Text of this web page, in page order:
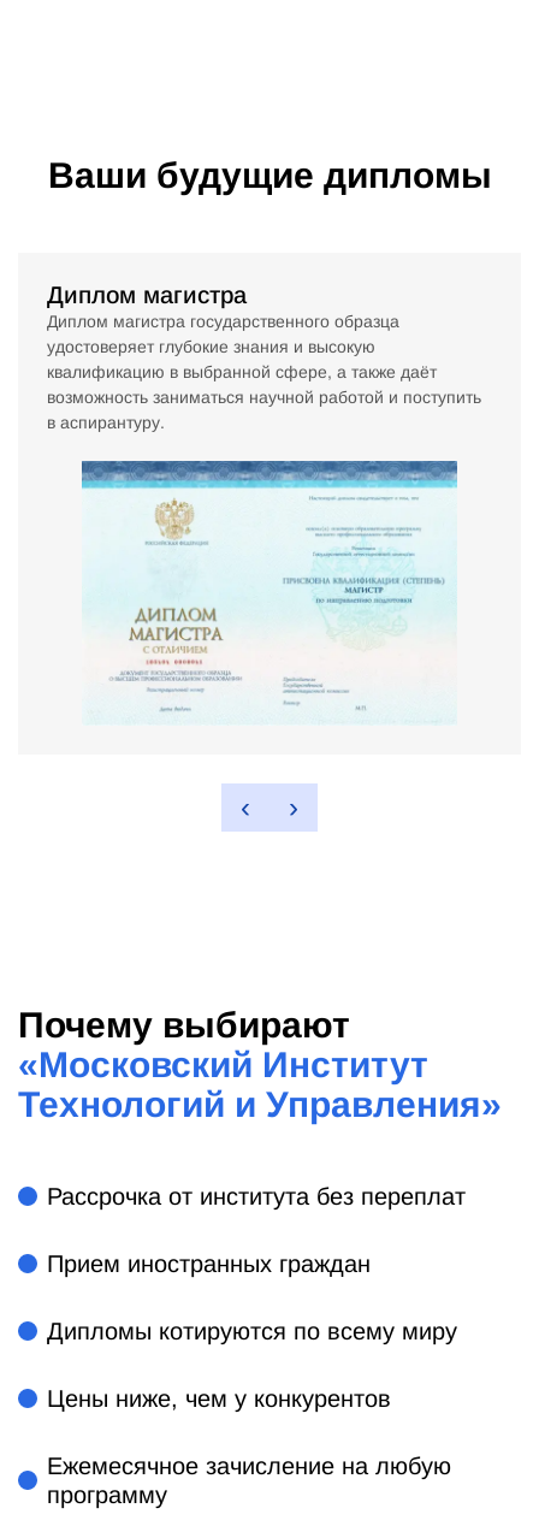
Ваши будущие дипломы
Диплом магистра
Диплом магистра государственного образца
удостоверяет глубокие знания и высокую
квалификацию в выбранной сфере, а также даёт
возможность заниматься научной работой и поступить
в аспирантуру.
‹ ›
Почему выбирают
«Московский Институт
Технологий и Управления»
Рассрочка от института без переплат
Прием иностранных граждан
Дипломы котируются по всему миру
Цены ниже, чем у конкурентов
Ежемесячное зачисление на любую
программу